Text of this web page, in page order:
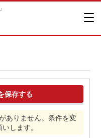
保存する
ありません。条件を変
します。